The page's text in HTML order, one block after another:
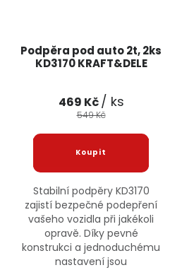
Podpěra pod auto 2t, 2ks
KD3170 KRAFT&DELE
469 Kč/ ks
549 Kč
Stabilní podpěry KD3170
zajistí bezpečné podepření
vašeho vozidla při jakékoli
opravě. Díky pevné
konstrukci a jednoduchému
nastavení jsou